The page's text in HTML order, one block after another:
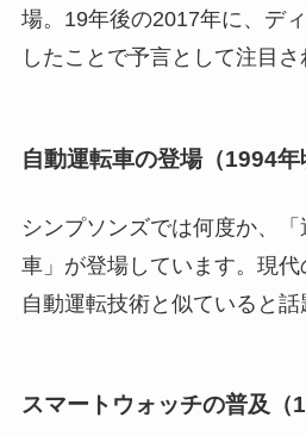
場。19年後の2017年に、デ
したことで予言として注目さ
自動運転車の登場（1994年
シンプソンズでは何度か、「
車」が登場しています。現
自動運転技術と似ていると話
スマートウォッチの普及（